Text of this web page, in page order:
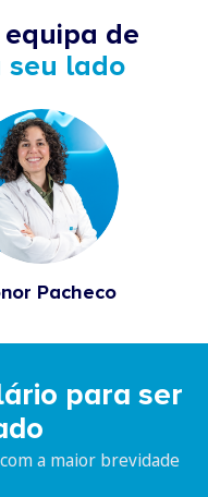
de
seu lado
Pacheco
para ser
a maior brevidade